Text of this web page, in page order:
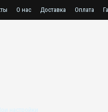
О нас Доставка Оплата
настройки